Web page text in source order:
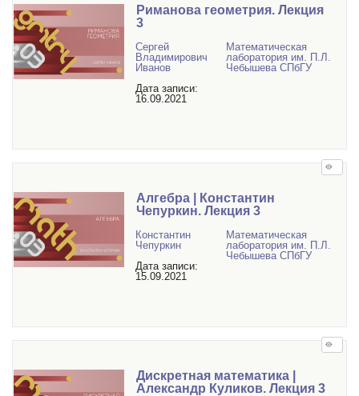
Риманова геометрия. Лекция
3
Сергей
Владимирович
Иванов
Дата записи:
16.09.2021
Математичеcкая
лаборатория им. П.Л.
Чебышева СПбГУ
Алгебра | Константин
Чепуркин. Лекция 3
Константин
Чепуркин
Дата записи:
15.09.2021
Математичеcкая
лаборатория им. П.Л.
Чебышева СПбГУ
Дискретная математика |
Александр Куликов. Лекция 3